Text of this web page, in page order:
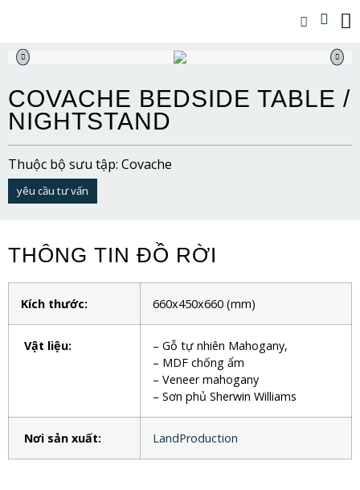
COVACHE BEDSIDE TABLE /
NIGHTSTAND
Thuộc bộ sưu tập: Covache
yêu cầu tư vấn
THÔNG TIN ĐỒ RỜI
Kích thước: 660x450x660 (mm)
Vật liệu:
– Gỗ tự nhiên Mahogany,
– MDF chống ẩm
– Veneer mahogany
– Sơn phủ Sherwin Williams
Nơi sản xuất: LandProduction